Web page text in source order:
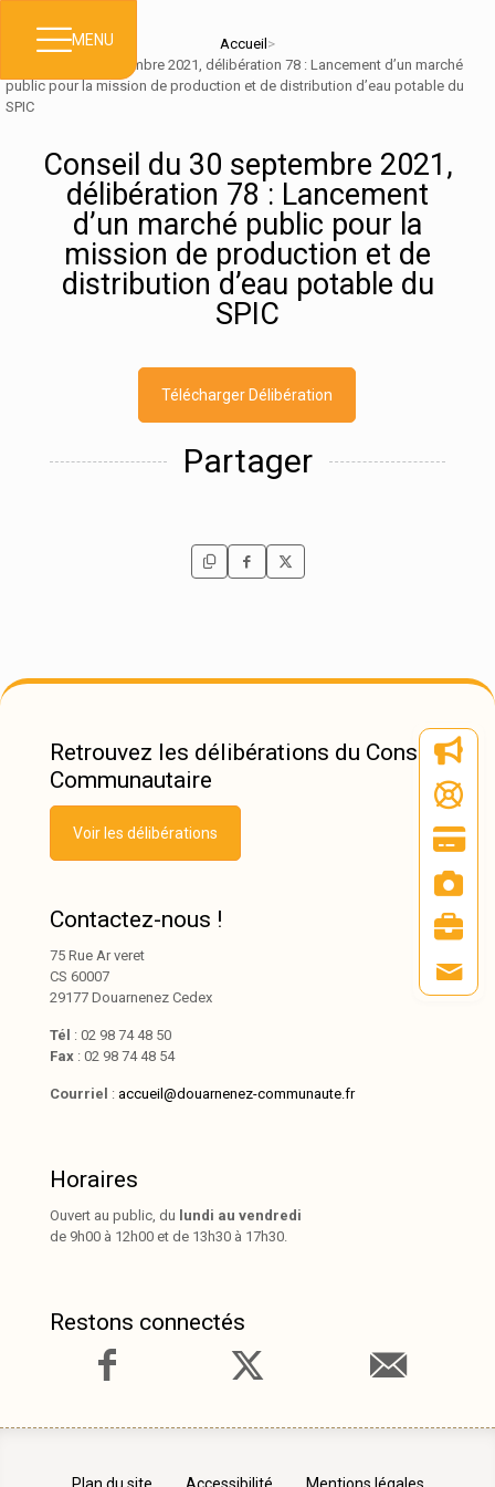
MENU Accueil >
Conseil du 30 septembre 2021, délibération 78 : Lancement d’un marché
public pour la mission de production et de distribution d’eau potable du
SPIC
Conseil du 30 septembre 2021,
délibération 78 : Lancement
d’un marché public pour la
mission de production et de
distribution d’eau potable du
SPIC
Télécharger Délibération
Partager
Retrouvez les délibérations du Conseil
Communautaire
Voir les délibérations
Contactez-nous !
75 Rue Ar veret
CS 60007
29177 Douarnenez Cedex
Tél : 02 98 74 48 50
Fax : 02 98 74 48 54
Courriel : accueil@douarnenez-communaute.fr
Horaires
Ouvert au public, du lundi au vendredi
de 9h00 à 12h00 et de 13h30 à 17h30.
Restons connectés